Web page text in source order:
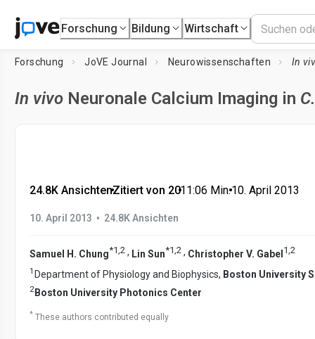
Forschung Bildung Wirtschaft
Forschung JoVE Journal Neurowissenschaften In
In vivo Neuronale Calcium Imaging in
24.8K Ansichten•Zitiert von 20•11:06 Min.•10. April 2013
10. April 2013 • 24.8K Ansichten
Samuel H. Chung*1,2 , Lin Sun*1,2 , Christopher V. Gabel 1,2
1 Department of Physiology and Biophysics, Boston University
2 Boston University Photonics Center
* These authors contributed equally